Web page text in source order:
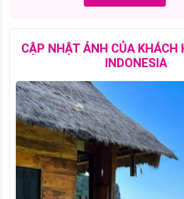
CẬP NHẬT ẢNH CỦA KHÁCH
INDONESIA
Hàng ngàn khách hàng đã lựa chọn